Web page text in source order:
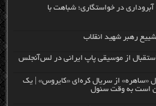
در خواستگاری؛ شباهت با
استقبال از موسیقی پاپ ایرانی در لس‌آنجلس
«ساهره» از سریال کره‌ای «کایروس» | یک
است به وقت سئول